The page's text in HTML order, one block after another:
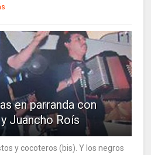
en parranda con
Juancho Roís
y cocoteros (bis). Y los negros